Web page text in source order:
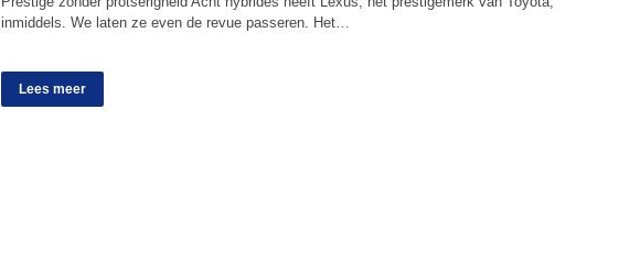
inmiddels. We laten ze even de revue passeren. Het…
Lees meer